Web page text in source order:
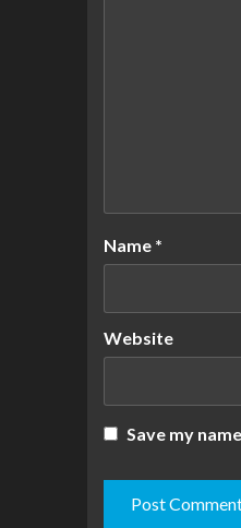
Name *
Website
Save my